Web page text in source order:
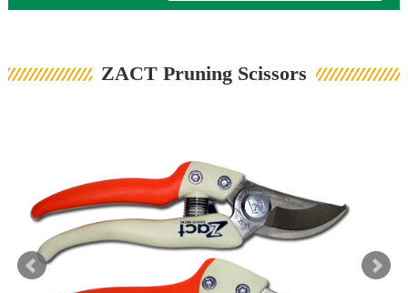
ZACT Pruning Scissors